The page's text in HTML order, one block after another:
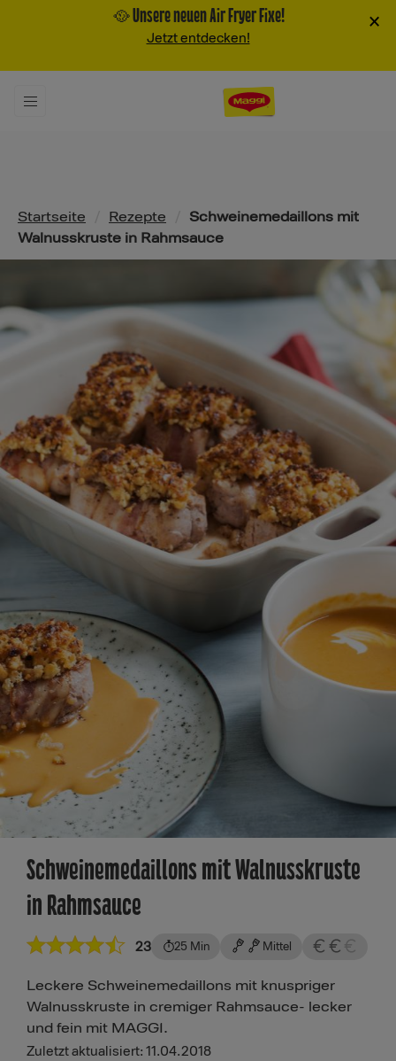
🥘 Unsere neuen Air Fryer Fixe!
Jetzt entdecken!
×
Pfadnavigation
Startseite Rezepte
Schweinemedaillons mit
Walnusskruste in Rahmsauce
Schweinemedaillons mit Walnusskruste
in Rahmsauce
23 25 Min Mittel
Leckere Schweinemedaillons mit knuspriger
Walnusskruste in cremiger Rahmsauce- lecker
und fein mit MAGGI.
Zuletzt aktualisiert: 11.04.2018